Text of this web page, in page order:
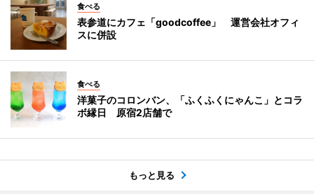
食べる
表参道にカフェ「goodcoffee」 運営会社オフィ
スに併設
食べる
洋菓子のコロンバン、「ふくふくにゃんこ」とコラ
ボ縁日 原宿2店舗で
もっと見る